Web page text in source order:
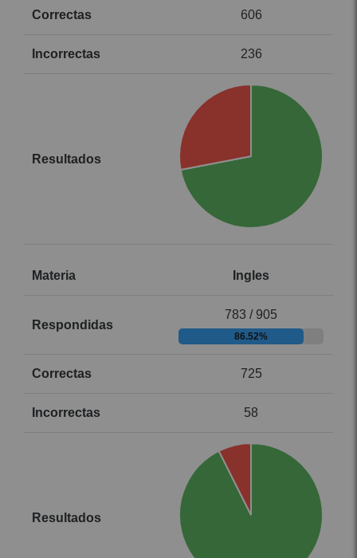
606
236
Ingles
783 / 905
86.52%
725
58